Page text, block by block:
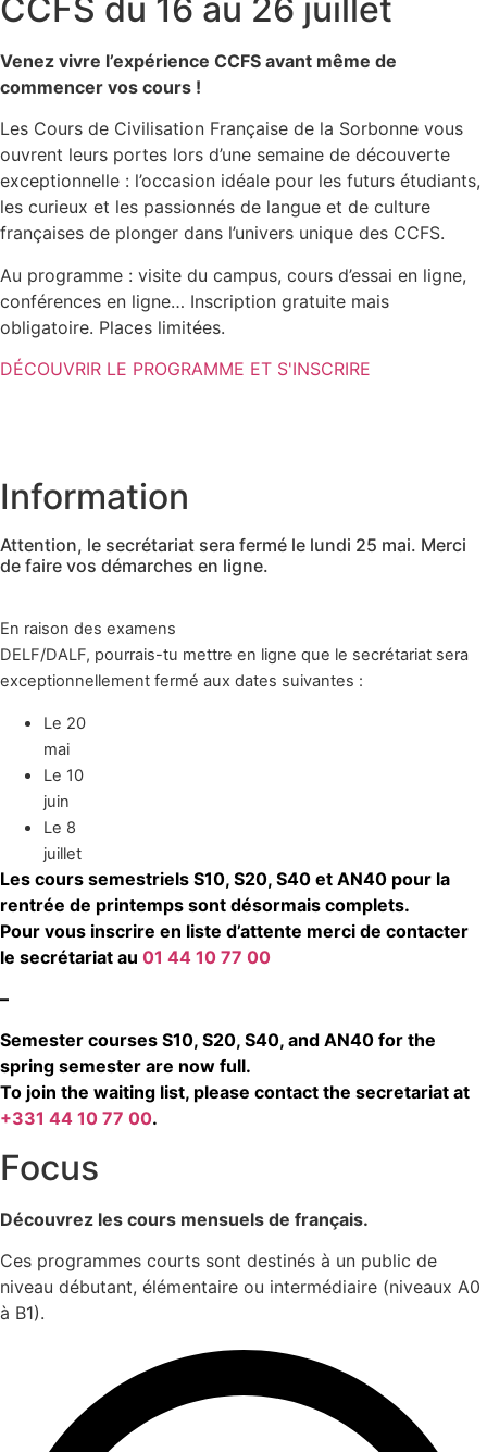
CCFS du 16 au 26 juillet
Venez vivre l’expérience CCFS avant même de
commencer vos cours !
Les Cours de Civilisation Française de la Sorbonne vous
ouvrent leurs portes lors d’une semaine de découverte
exceptionnelle : l’occasion idéale pour les futurs étudiants,
les curieux et les passionnés de langue et de culture
françaises de plonger dans l’univers unique des CCFS.
Au programme : visite du campus, cours d’essai en ligne,
conférences en ligne… Inscription gratuite mais
obligatoire. Places limitées.
DÉCOUVRIR LE PROGRAMME ET S'INSCRIRE
Information
Attention, le secrétariat sera fermé le lundi 25 mai. Merci
de faire vos démarches en ligne.
En raison des examens
DELF/DALF, pourrais-tu mettre en ligne que le secrétariat sera
exceptionnellement fermé aux dates suivantes :
Le 20
mai
Le 10
juin
Le 8
juillet
Les cours semestriels S10, S20, S40 et AN40 pour la
rentrée de printemps sont désormais complets.
Pour vous inscrire en liste d’attente merci de contacter
le secrétariat au 01 44 10 77 00
–
Semester courses S10, S20, S40, and AN40 for the
spring semester are now full.
To join the waiting list, please contact the secretariat at
+331 44 10 77 00.
Focus
Découvrez les cours mensuels de français.
Ces programmes courts sont destinés à un public de
niveau débutant, élémentaire ou intermédiaire (niveaux A0
à B1).